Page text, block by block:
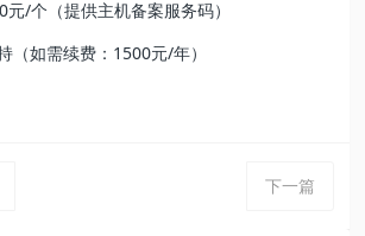
/个（提供主机备案服务码）
（如需续费：1500元/年）
下一篇